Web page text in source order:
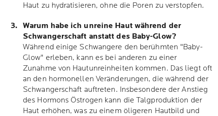
Haut zu hydratisieren, ohne die Poren zu verstopfen.
Warum habe ich unreine Haut während der
Schwangerschaft anstatt des Baby-Glow?
Während einige Schwangere den berühmten "Baby-
Glow" erleben, kann es bei anderen zu einer
Zunahme von Hautunreinheiten kommen. Das liegt oft
an den hormonellen Veränderungen, die während der
Schwangerschaft auftreten. Insbesondere der Anstieg
des Hormons Östrogen kann die Talgproduktion der
Haut erhöhen, was zu einem öligeren Hautbild und